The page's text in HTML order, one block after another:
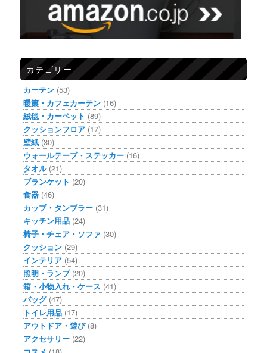
カテゴリー
カーテン (53)
暖簾・カフェカーテン (16)
絨毯・カーペット (89)
クッションフロア (17)
壁紙 (30)
ウォールテープ・ステッカー (16)
タオル(21)
ブランケット (20)
食器 (46)
カップ・タンブラー (31)
キッチン用品 (24)
椅子・チェア・ソファ (30)
クッション (29)
インテリア (54)
照明・ランプ(20)
箱・小物入れ・ケース (41)
バッグ(47)
トイレ用品 (17)
アウトドア・遊び(8)
アクセサリー (22)